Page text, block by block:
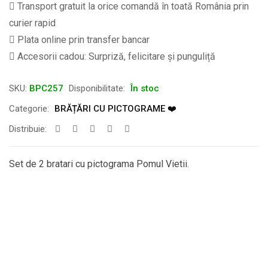
Transport gratuit la orice comandă în toată România prin
curier rapid
Plata online prin transfer bancar
Accesorii cadou: Surpriză, felicitare și punguliță
SKU: BPC257 Disponibilitate: În stoc
Categorie:
BRĂȚĂRI CU PICTOGRAME ❤️
Distribuie:
Set de 2 bratari cu pictograma Pomul Vietii.